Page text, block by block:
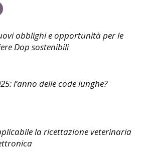
obblighi e opportunità per le
Dop sostenibili
l’anno delle code lunghe?
la ricettazione veterinaria